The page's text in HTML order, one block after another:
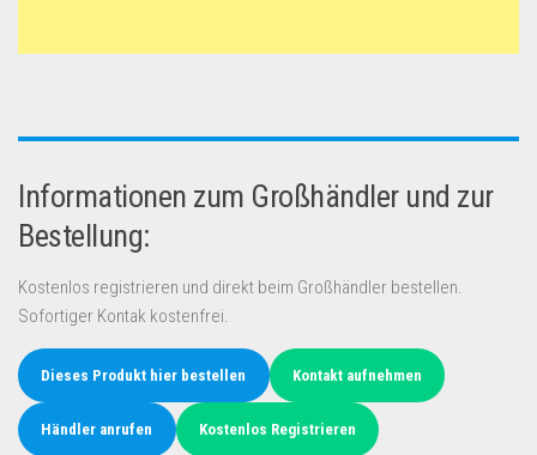
Informationen zum Großhändler und zur
Bestellung:
Kostenlos registrieren und direkt beim Großhändler bestellen.
Sofortiger Kontak kostenfrei.
Dieses Produkt hier bestellen Kontakt aufnehmen
Händler anrufen Kostenlos Registrieren